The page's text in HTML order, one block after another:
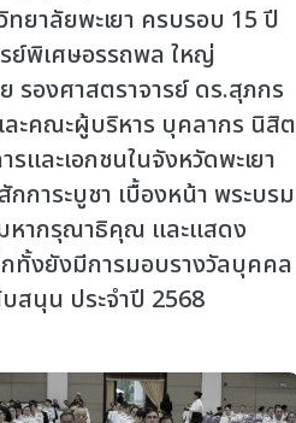
ทยาลัยพะเยา ครบรอบ 15 ปี
ย์พิเศษอรรถพล ใหญ่
รองศาสตราจารย์ ดร.สุภกร
ะคณะผู้บริหาร บุคลากร นิสิต
และเอกชนในจังหวัดพะเยา
การะบูชา เบื้องหน้า พระบรม
มหากรุณาธิคุณ และแสดง
ทั้งยังมีการมอบรางวัลบุคคล
สนุน ประจำปี 2568